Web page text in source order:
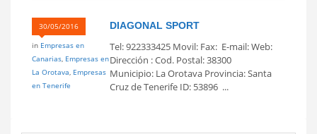
30/05/2016
in Empresas en
Canarias, Empresas en
La Orotava, Empresas
en Tenerife
DIAGONAL SPORT
Tel: 922333425 Movil: Fax: E-mail: Web:
Dirección : Cod. Postal: 38300
Municipio: La Orotava Provincia: Santa
Cruz de Tenerife ID: 53896 ...